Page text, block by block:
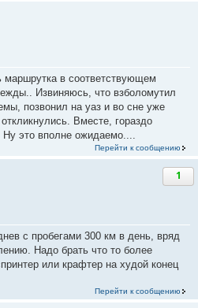
маршрутка в соответствующем
Извиняюсь, что взболомутил
позвонил на уаз и во сне уже
Вместе, гораздо
это вполне ожидаемо....
Перейти к сообщению
1
с пробегами 300 км в день, вряд
Надо брать что то более
или крафтер на худой конец
Перейти к сообщению